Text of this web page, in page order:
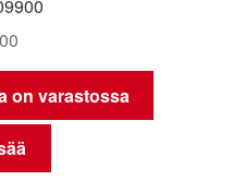
on varastossa